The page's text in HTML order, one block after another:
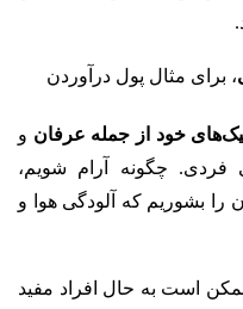
، برای مثال پول‌ درآوردن
و
فردی. چگونه آرام شویم،
را بشوریم که آلودگی هوا و
است به حال افراد مفید